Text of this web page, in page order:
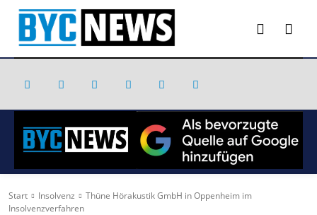
Start Insolvenz
Thüne Hörakustik GmbH in Oppenheim im
Insolvenzverfahren